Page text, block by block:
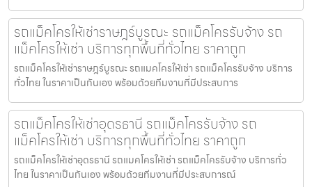
รถแม็คโครให้เช่าราษฎร์บูรณะ รถแม็คโครรับจ้าง รถ
แม็คโครให้เช่า บริการทุกพื้นที่ทั่วไทย ราคาถูก
รถแม็คโครให้เช่าราษฎร์บูรณะ รถแมคโครให้เช่า รถแม็คโครรับจ้าง บริการ
ทั่วไทย ในราคาเป็นกันเอง พร้อมด้วยทีมงานที่มีประสบการ
รถแม็คโครให้เช่าอุดรธานี รถแม็คโครรับจ้าง รถ
แม็คโครให้เช่า บริการทุกพื้นที่ทั่วไทย ราคาถูก
รถแม็คโครให้เช่าอุดรธานี รถแมคโครให้เช่า รถแม็คโครรับจ้าง บริการทั่ว
ไทย ในราคาเป็นกันเอง พร้อมด้วยทีมงานที่มีประสบการณ์